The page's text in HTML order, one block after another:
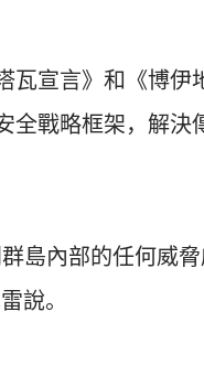
瓦宣言》和《博
戰略框架，解決
島內部的任何威
說。